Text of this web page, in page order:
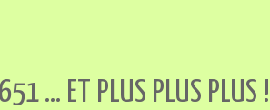
… ET PLUS PLUS PLUS !